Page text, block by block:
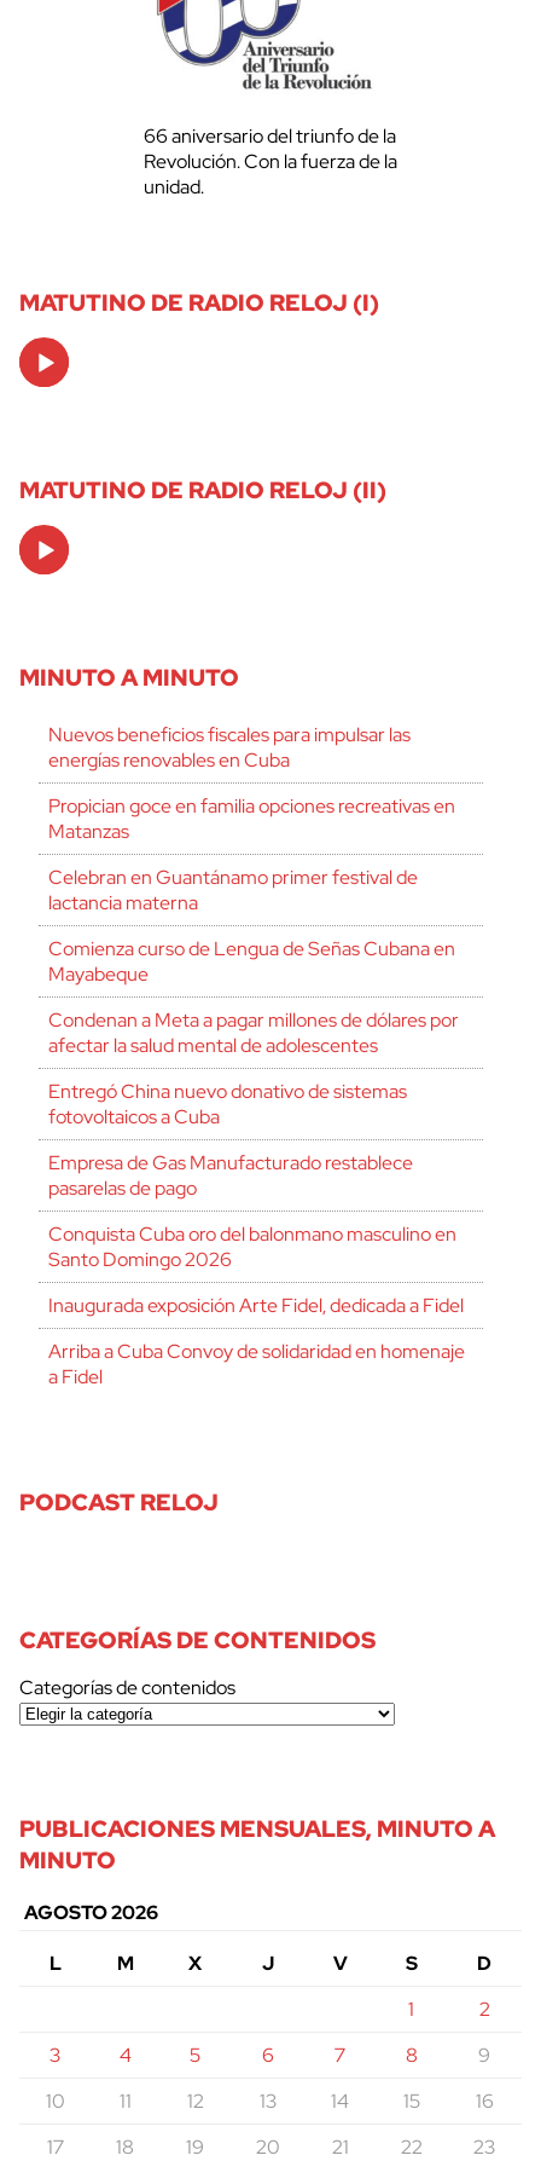
66 aniversario del triunfo de la
Revolución. Con la fuerza de la
unidad.
MATUTINO DE RADIO RELOJ (I)
Audio
Player
MATUTINO DE RADIO RELOJ (II)
Audio
Player
MINUTO A MINUTO
Nuevos beneficios fiscales para impulsar las
energías renovables en Cuba
Propician goce en familia opciones recreativas en
Matanzas
Celebran en Guantánamo primer festival de
lactancia materna
Comienza curso de Lengua de Señas Cubana en
Mayabeque
Condenan a Meta a pagar millones de dólares por
afectar la salud mental de adolescentes
Entregó China nuevo donativo de sistemas
fotovoltaicos a Cuba
Empresa de Gas Manufacturado restablece
pasarelas de pago
Conquista Cuba oro del balonmano masculino en
Santo Domingo 2026
Inaugurada exposición Arte Fidel, dedicada a Fidel
Arriba a Cuba Convoy de solidaridad en homenaje
a Fidel
PODCAST RELOJ
CATEGORÍAS DE CONTENIDOS
Categorías de contenidos
PUBLICACIONES MENSUALES, MINUTO A
MINUTO
AGOSTO 2026
L
M X J V S
D
1
2
3
4 5 6 7 8
9
10
11 12 13 14 15
16
17
18 19 20 21 22 23